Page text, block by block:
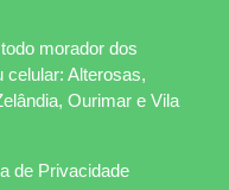
morador dos
celular: Alterosas,
Ourimar e Vila
de Privacidade